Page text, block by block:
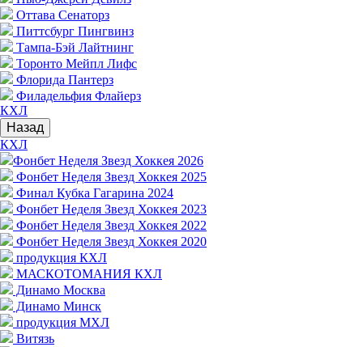
Оттава Сенаторз
Питтсбург Пингвинз
Тампа-Бэй Лайтнинг
Торонто Мейпл Лифс
Флорида Пантерз
Филадельфия Флайерз
КХЛ
Назад
КХЛ
Фонбет Неделя Звезд Хоккея 2026
Фонбет Неделя Звезд Хоккея 2025
Финал Кубка Гагарина 2024
Фонбет Неделя Звезд Хоккея 2023
Фонбет Неделя Звезд Хоккея 2022
Фонбет Неделя Звезд Хоккея 2020
продукция КХЛ
МАСКОТОМАНИЯ КХЛ
Динамо Москва
Динамо Минск
продукция МХЛ
Витязь